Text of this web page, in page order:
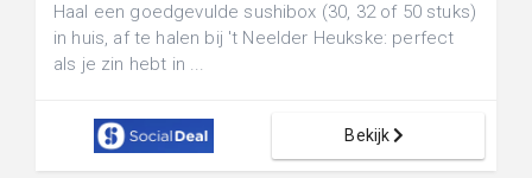
Haal een goedgevulde sushibox (30, 32 of 50 stuks)
in huis, af te halen bij 't Neelder Heukske: perfect
als je zin hebt in ...
Bekijk